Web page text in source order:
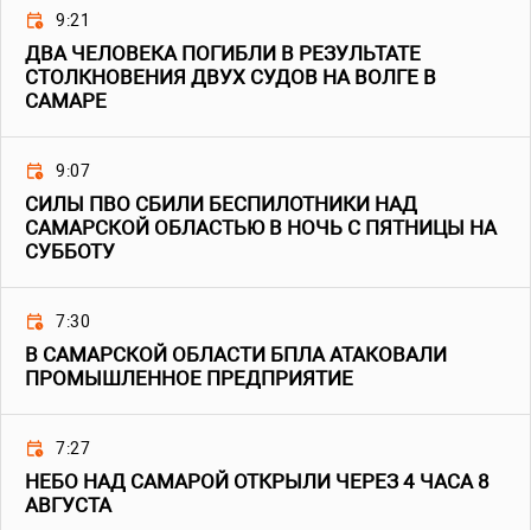
9:21
ДВА ЧЕЛОВЕКА ПОГИБЛИ В РЕЗУЛЬТАТЕ
СТОЛКНОВЕНИЯ ДВУХ СУДОВ НА ВОЛГЕ В
САМАРЕ
9:07
СИЛЫ ПВО СБИЛИ БЕСПИЛОТНИКИ НАД
САМАРСКОЙ ОБЛАСТЬЮ В НОЧЬ С ПЯТНИЦЫ НА
СУББОТУ
7:30
В САМАРСКОЙ ОБЛАСТИ БПЛА АТАКОВАЛИ
ПРОМЫШЛЕННОЕ ПРЕДПРИЯТИЕ
7:27
НЕБО НАД САМАРОЙ ОТКРЫЛИ ЧЕРЕЗ 4 ЧАСА 8
АВГУСТА